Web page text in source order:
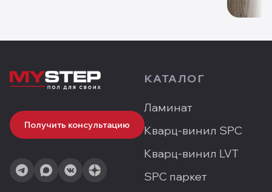
Получить консультацию
КАТАЛОГ
Ламинат
Кварц-винил SPC
Кварц-винил LVT
SPC паркет